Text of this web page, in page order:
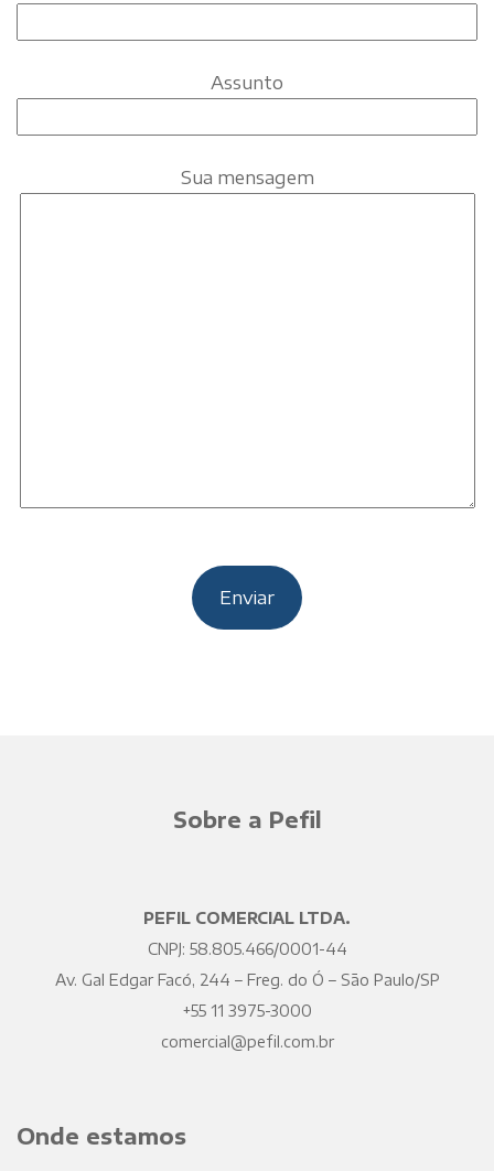
Assunto
Sua mensagem
Sobre a Pefil
PEFIL COMERCIAL LTDA.
CNPJ: 58.805.466/0001-44
Av. Gal Edgar Facó, 244 – Freg. do Ó – São Paulo/SP
+55 11 3975-3000
comercial@pefil.com.br
Onde estamos